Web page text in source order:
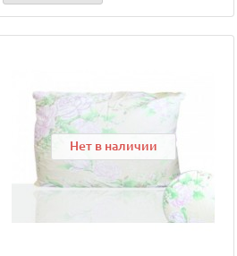
Нет в наличии